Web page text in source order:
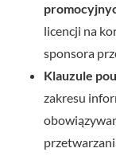
licencji na
sponsora
Klauzule
zakresu